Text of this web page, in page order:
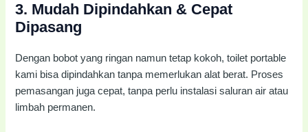
3. Mudah Dipindahkan & Cepat
Dipasang
Dengan bobot yang ringan namun tetap kokoh, toilet portable
kami bisa dipindahkan tanpa memerlukan alat berat. Proses
pemasangan juga cepat, tanpa perlu instalasi saluran air atau
limbah permanen.